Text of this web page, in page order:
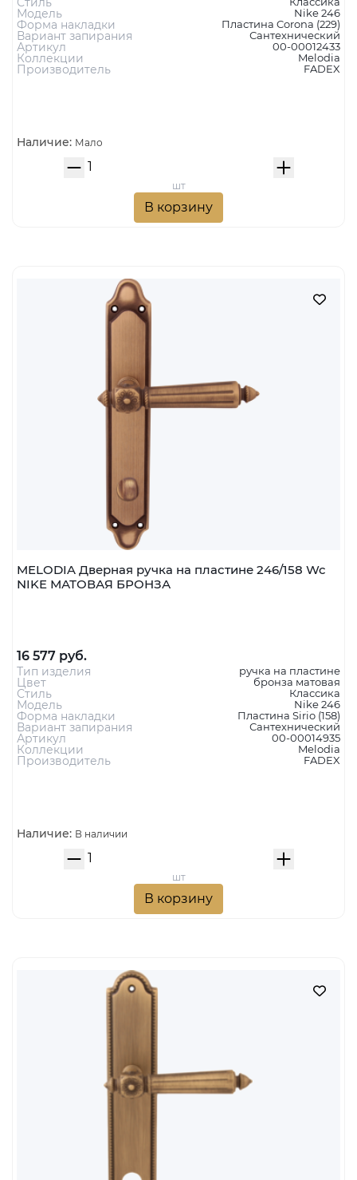
Модель Nike 246
Форма накладки Пластина Corona (229)
Вариант запирания Сантехнический
Артикул 00-00012433
Коллекции Melodia
Производитель FADEX
Наличие: Мало
шт
В корзину
MELODIA Дверная ручка на пластине 246/158 Wc
NIKE МАТОВАЯ БРОНЗА
16 577 руб.
Тип изделия ручка на пластине
Цвет бронза матовая
Стиль Классика
Модель Nike 246
Форма накладки Пластина Sirio (158)
Вариант запирания Сантехнический
Артикул 00-00014935
Коллекции Melodia
Производитель FADEX
Наличие: В наличии
шт
В корзину